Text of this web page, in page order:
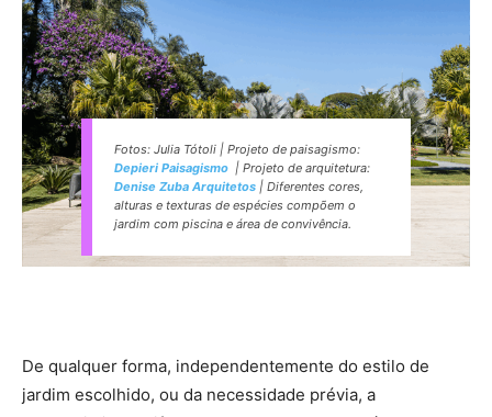
Fotos: Julia Tótoli | Projeto de paisagismo:
Depieri Paisagismo | Projeto de arquitetura:
Denise Zuba Arquitetos | Diferentes cores,
alturas e texturas de espécies compõem o
jardim com piscina e área de convivência.
De qualquer forma, independentemente do estilo de
jardim escolhido, ou da necessidade prévia, a